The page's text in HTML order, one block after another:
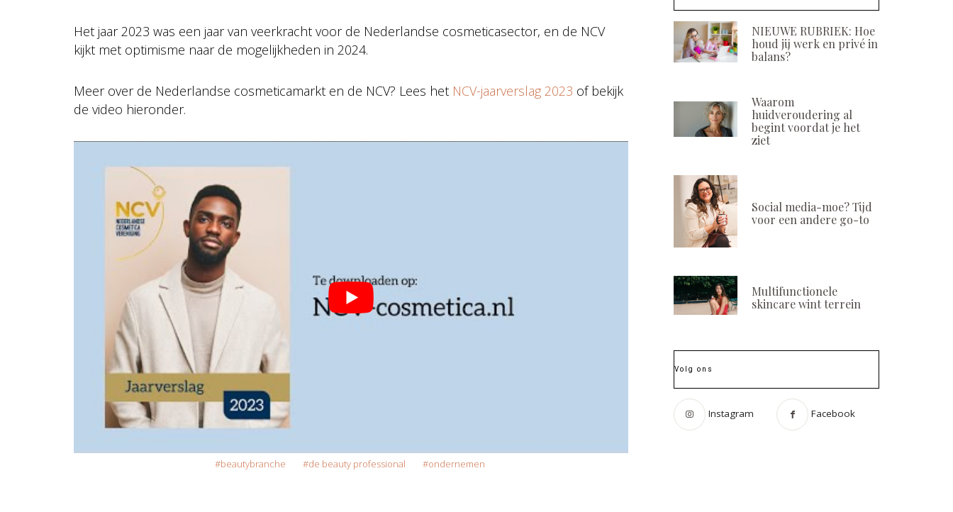
Het jaar 2023 was een jaar van veerkracht voor de Nederlandse cosmeticasector, en de NCV
kijkt met optimisme naar de mogelijkheden in 2024.
Meer over de Nederlandse cosmeticamarkt en de NCV? Lees het NCV-jaarverslag 2023 of bekijk
de video hieronder.
beautybranche de beauty professional ondernemen
NIEUWE RUBRIEK: Hoe
houd jij werk en privé in
balans?
Waarom
huidveroudering al
begint voordat je het
ziet
Social media-moe? Tijd
voor een andere go-to
Multifunctionele
skincare wint terrein
Volg ons
Instagram Facebook